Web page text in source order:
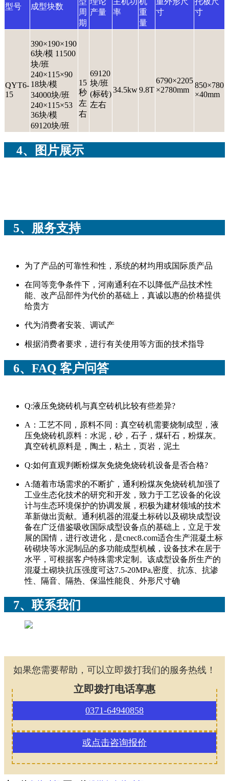
型号 成型块数
周
期
产量
率
重
量
寸
寸
QYT6-
15
390×190×190
6块/模 11500
块/班
240×115×90
18块/模
34000块/班
240×115×53
36块/模
69120块/班
15
秒
左
右
69120
块/班
(标砖)
左右
34.5kw9.8T
6790×2205
×2780mm
850×780
×40mm
4、图片展示
5、服务支持
为了产品的可靠性和性，系统的材均用或国际质产品
在同等竞争条件下，河南通利在不以降低产品技术性
能、改产品部件为代价的基础上，真诚以惠的价格提供
给贵方
代为消费者安装、调试产
根据消费者要求，进行有关使用等方面的技术指导
6、FAQ 客户问答
Q:液压免烧砖机与真空砖机比较有些差异?
A：工艺不同，原料不同：真空砖机需要烧制成型，液
压免烧砖机原料：水泥，砂，石子，煤矸石，粉煤灰。
真空砖机原料是，陶土，粘土，页岩，泥土
Q:如何直观判断粉煤灰免烧免烧砖机设备是否合格?
A:随着市场需求的不断扩，通利粉煤灰免烧砖机加强了
工业生态化技术的研究和开发，致力于工艺设备的化设
计与生态环境保护的协调发展，积极为建材领域的技术
革新做出贡献。通利机器的混凝土标砖以及砌块成型设
备在广泛借鉴吸收国际成型设备点的基础上，立足于发
展的国情，进行改进化，是cnec8.com适合生产混凝土标
砖砌块等水泥制品的多功能成型机械，设备技术在居于
水平，可根据客户特殊需求定制。该成型设备所生产的
混凝土砌块抗压强度可达7.5-20MPa,密度、抗冻、抗渗
性、隔音、隔热、保温性能良、外形尺寸确
7、联系我们
如果您需要帮助，可以立即拨打我们的服务热线！
立即拨打电话享惠
0371-64940858
或点击咨询报价